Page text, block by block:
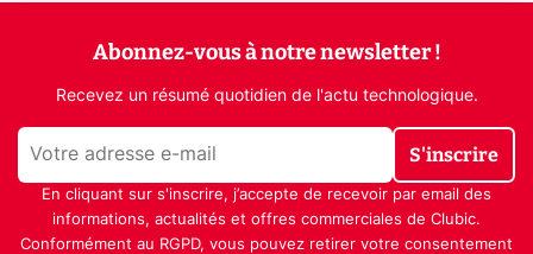
Abonnez-vous à notre newsletter !
Recevez un résumé quotidien de l'actu technologique.
S'inscrire
En cliquant sur s'inscrire, j’accepte de recevoir par email des
informations, actualités et offres commerciales de Clubic.
Conformément au RGPD, vous pouvez retirer votre consentement